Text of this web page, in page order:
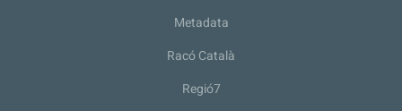
Metadata
Racó Català
Regió7